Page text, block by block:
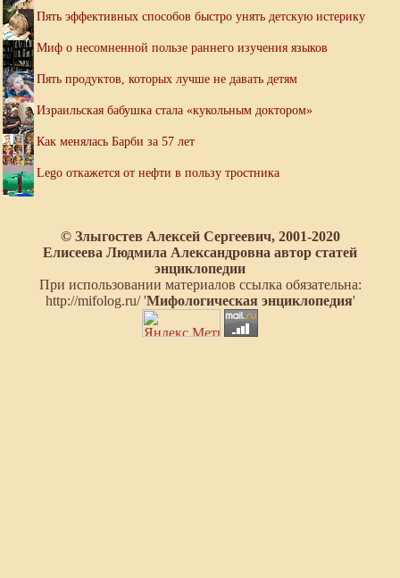
Пять эффективных способов быстро унять детскую истерику
Миф о несомненной пользе раннего изучения языков
Пять продуктов, которых лучше не давать детям
Израильская бабушка стала «кукольным доктором»
Как менялась Барби за 57 лет
Lego откажется от нефти в пользу тростника
© Злыгостев Алексей Сергеевич, 2001-2020
Елисеева Людмила Александровна автор статей
энциклопедии
При использовании материалов ссылка обязательна:
http://mifolog.ru/ 'Мифологическая энциклопедия'